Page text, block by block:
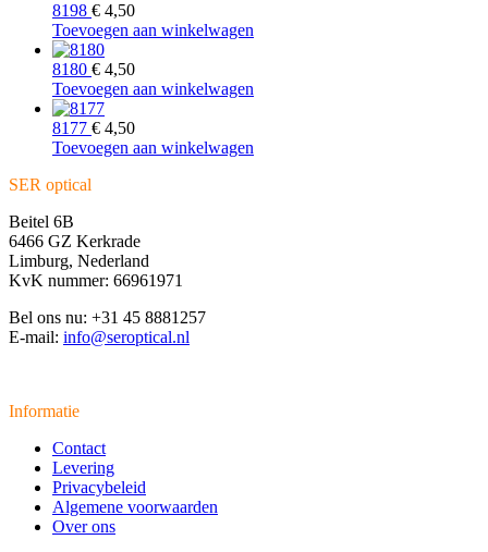
8198 € 4,50
Toevoegen aan winkelwagen
8180 € 4,50
Toevoegen aan winkelwagen
8177 € 4,50
Toevoegen aan winkelwagen
SER optical
Beitel 6B
6466 GZ Kerkrade
Limburg, Nederland
KvK nummer: 66961971
Bel ons nu: +31 45 8881257
E-mail: info@seroptical.nl
Informatie
Contact
Levering
Privacybeleid
Algemene voorwaarden
Over ons